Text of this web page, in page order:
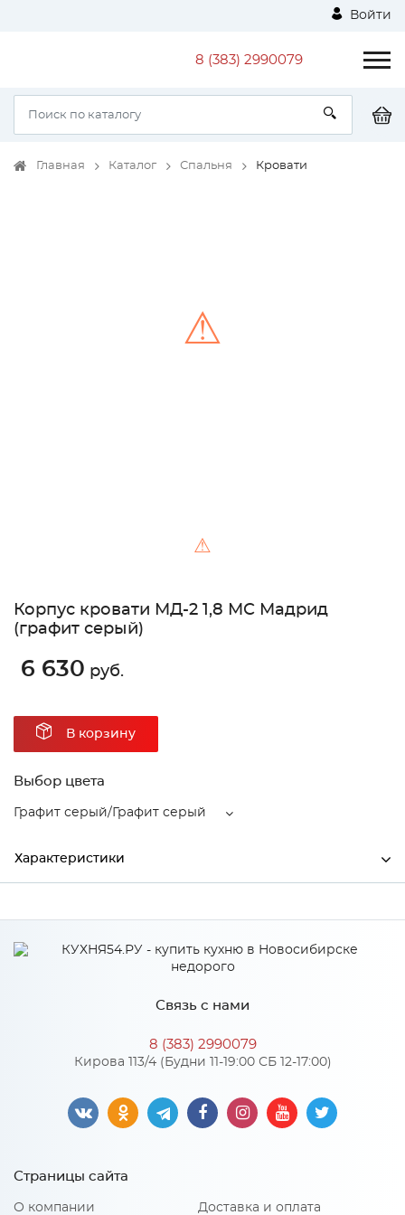
Войти
8 (383) 2990079
Главная Каталог Спальня Кровати
⚠
⚠
Корпус кровати МД-2 1,8 МС Мадрид
(графит серый)
6 630 руб.
В корзину
Выбор цвета
Графит серый/Графит серый
Характеристики
Высота 1056
Графит серый/Графит
Материал ЛДСП
Особенности
Связь с нами
8 (383) 2990079
Кирова 113/4 (Будни 11-19:00 СБ 12-17:00)
Страницы сайта
О компании Доставка и оплата